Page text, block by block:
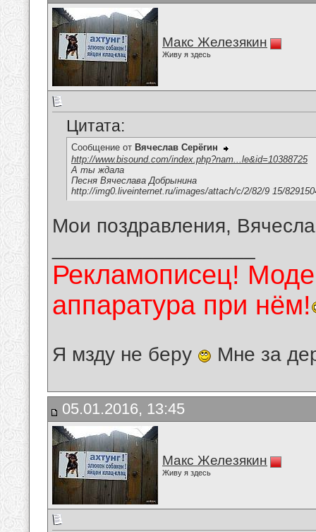
Макс Железякин
Живу я здесь
Цитата:
Сообщение от Вячеслав Серёгин
http://www.bisound.com/index.php?nam...le&id=10388725
А ты ждала
Песня Вячеслава Добрынина
http://img0.liveinternet.ru/images/attach/c/2/82/9 15/
Мои поздравления,
Рекламописец!
аппаратура при нём!
Я мзду не беру Мне за
05.01.2016, 13:45
Макс Железякин
Живу я здесь